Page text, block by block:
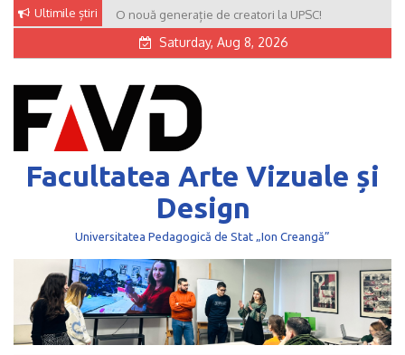
Skip
content
Ultimile știri O nouă generație de creatori la UPSC!
Saturday, Aug 8, 2026
Facultatea Arte Vizuale și
Design
Universitatea Pedagogică de Stat „Ion Creangă”